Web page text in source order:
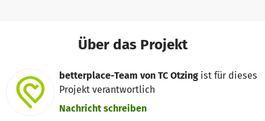
Über das Projekt
betterplace-Team von TC Otzing ist für dieses
Projekt verantwortlich
Nachricht schreiben